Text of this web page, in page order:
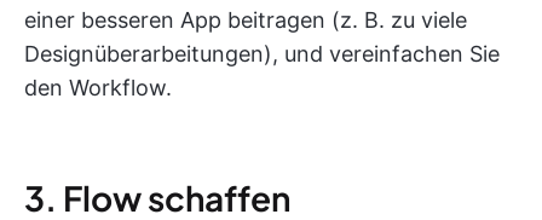
einer besseren App beitragen (z. B. zu viele
Designüberarbeitungen), und vereinfachen Sie
den Workflow.
3. Flow schaffen